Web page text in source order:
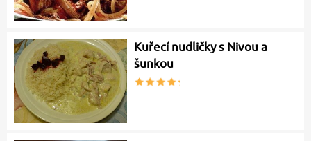
Kuřecí nudličky s Nivou a
šunkou